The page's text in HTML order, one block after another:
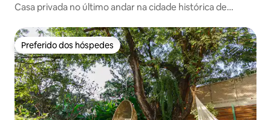
Casa privada no último andar na cidade histórica de
Preferido dos hóspedes
Preferido dos hóspedes